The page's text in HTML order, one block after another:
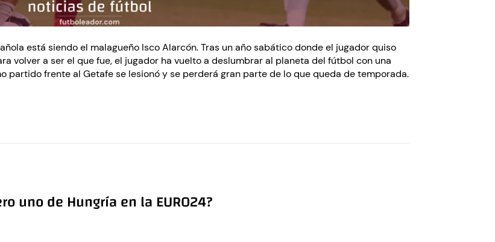
está siendo el malagueño Isco Alarcón. Tras un año sabático donde el jugador quiso
volver a ser el que fue, el jugador ha vuelto a deslumbrar al planeta del fútbol con una
partido frente al Getafe se lesionó y se perderá gran parte de lo que queda de temporada.
uno de Hungría en la EURO24?